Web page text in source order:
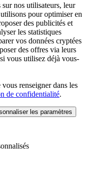
nos utilisateurs, leur
pour optimiser en
des publicités et
les statistiques
vos données cryptées
des offres via leurs
vous utilisez déjà vous-
renseigner dans les
de confidentialité.
les paramètres